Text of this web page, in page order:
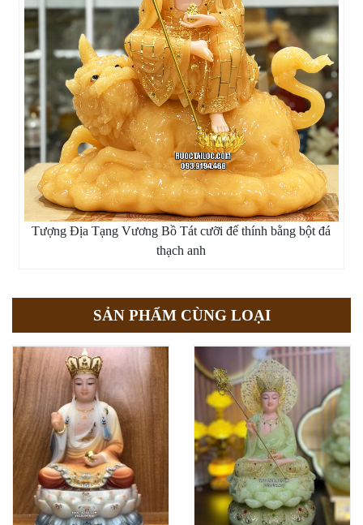
Tượng Địa Tạng Vương Bồ Tát cưỡi đế thính bằng bột đá
thạch anh
SẢN PHẨM CÙNG LOẠI